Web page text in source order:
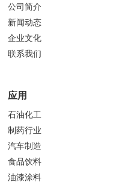
公司简介
新闻动态
企业文化
联系我们
应用
石油化工
制药行业
汽车制造
食品饮料
油漆涂料